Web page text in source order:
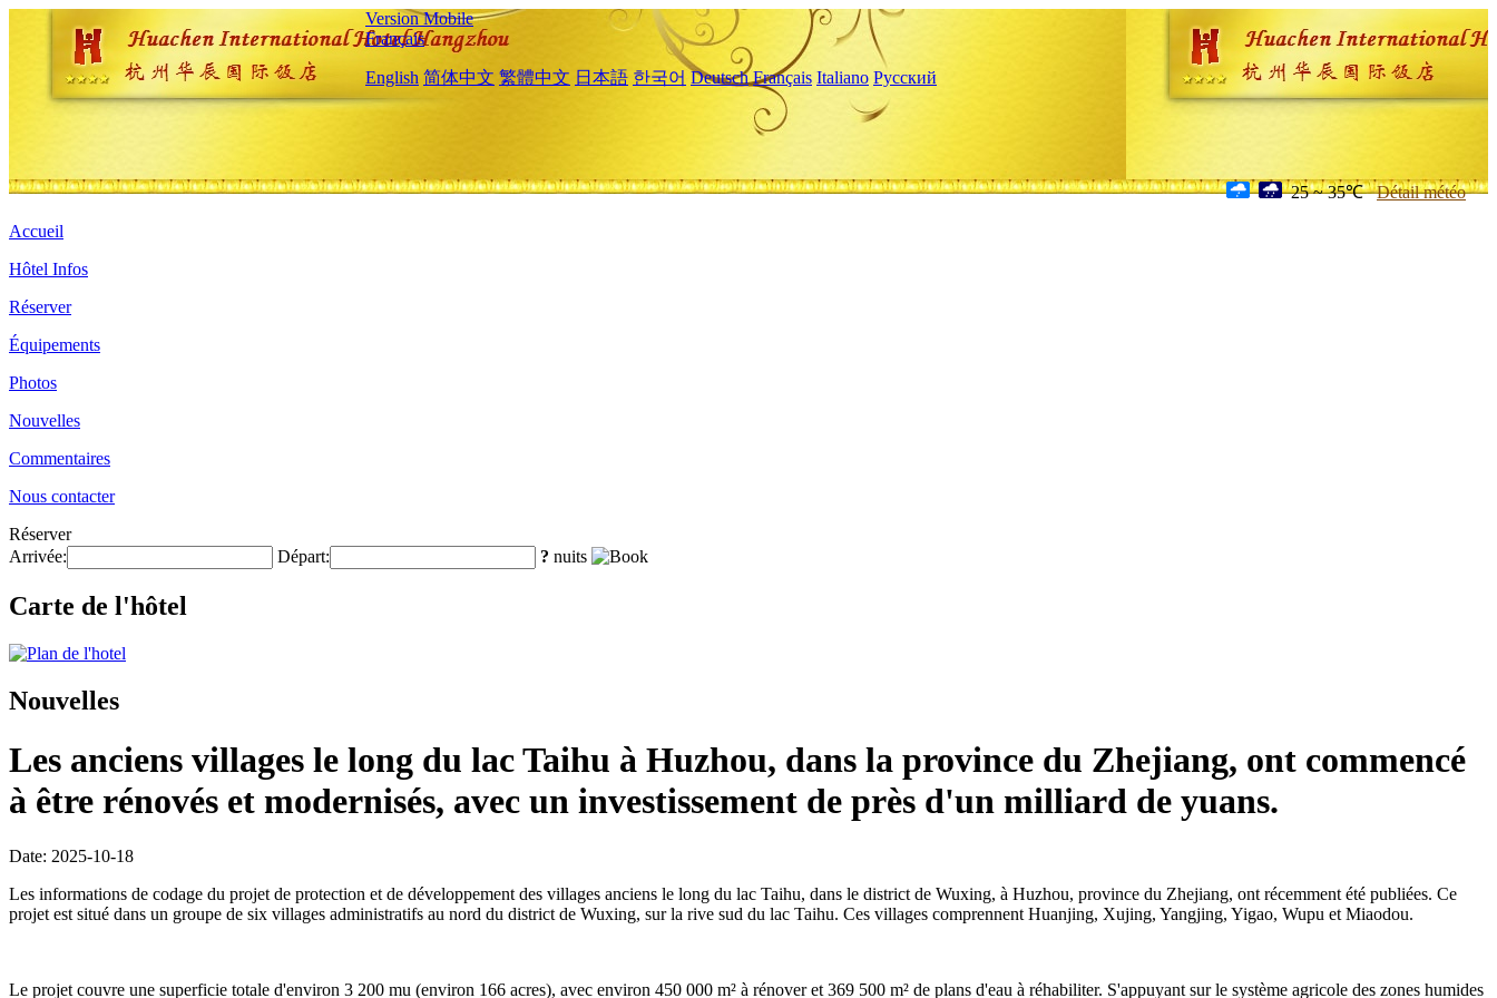
Version Mobile
Français
English 简体中文 繁體中文 日本語 한국어 Deutsch Français Italiano Русский
25 ~ 35℃ Détail météo
Accueil
Hôtel Infos
Réserver
Équipements
Photos
Nouvelles
Commentaires
Nous contacter
Réserver
Arrivée:
Départ: ? nuits
Carte de l'hôtel
Nouvelles
Les anciens villages le long du lac Taihu à Huzhou, dans la province du Zhejiang, ont commencé
à être rénovés et modernisés, avec un investissement de près d'un milliard de yuans.
Date: 2025-10-18
Les informations de codage du projet de protection et de développement des villages anciens le long du lac Taihu, dans le district de Wuxing, à Huzhou, province du Zhejiang, ont récemment été publiées. Ce
projet est situé dans un groupe de six villages administratifs au nord du district de Wuxing, sur la rive sud du lac Taihu. Ces villages comprennent Huanjing, Xujing, Yangjing, Yigao, Wupu et Miaodou.
Le projet couvre une superficie totale d'environ 3 200 mu (environ 166 acres), avec environ 450 000 m² à rénover et 369 500 m² de plans d'eau à réhabiliter. S'appuyant sur le système agricole des zones humides